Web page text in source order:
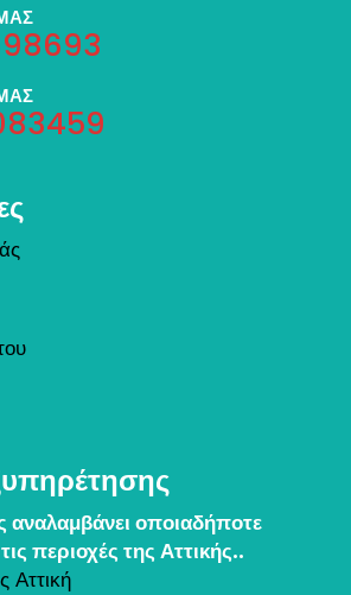
αναλαμβάνει οποιαδήποτε
περιοχές της Αττικής..
Αττική